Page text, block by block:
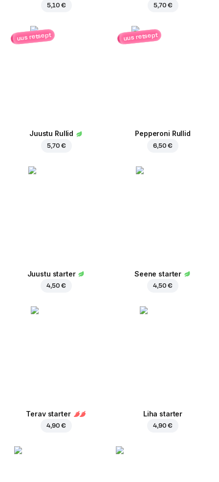
5,10 € 5,70 €
uus retsept
Juustu Rullid
5,70 €
uus retsept
Pepperoni Rullid
6,50 €
Juustu starter
4,50 €
Seene starter
4,50 €
Terav starter
4,90 €
Liha starter
4,90 €